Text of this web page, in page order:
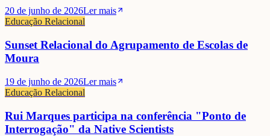
20 de junho de 2026Ler mais
Educação Relacional
Sunset Relacional do Agrupamento de Escolas de
Moura
19 de junho de 2026Ler mais
Educação Relacional
Rui Marques participa na conferência "Ponto de
Interrogação" da Native Scientists